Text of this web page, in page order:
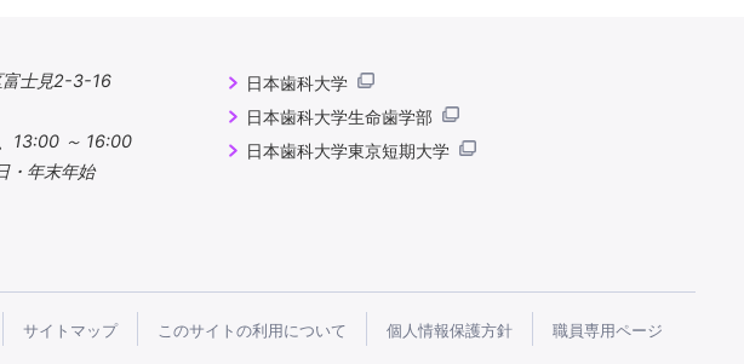
士見2-3-16
13:00 ～ 16:00
・年末年始
日本歯科大学
日本歯科大学生命歯学部
日本歯科大学東京短期大学
サイトマップ このサイトの利用について 個人情報保護方針 職員専用ページ